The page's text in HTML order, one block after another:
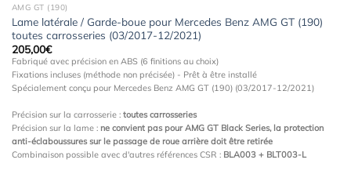
AMG GT (190)
Lame latérale / Garde-boue pour Mercedes Benz AMG GT (190)
toutes carrosseries (03/2017-12/2021)
205,00€
Fabriqué avec précision en ABS (6 finitions au choix)
Fixations incluses (méthode non précisée) - Prêt à être installé
Spécialement conçu pour Mercedes Benz AMG GT (190) (03/2017-12/2021)
Précision sur la carrosserie : toutes carrosseries
Précision sur la lame : ne convient pas pour AMG GT Black Series, la protection
anti-éclaboussures sur le passage de roue arrière doit être retirée
Combinaison possible avec d'autres références CSR : BLA003 + BLT003-L